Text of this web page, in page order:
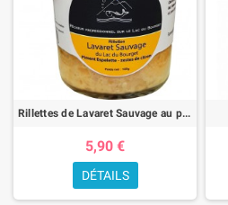
Rillettes de Lavaret Sauvage au piment d'Espelette
5,90 €
DÉTAILS